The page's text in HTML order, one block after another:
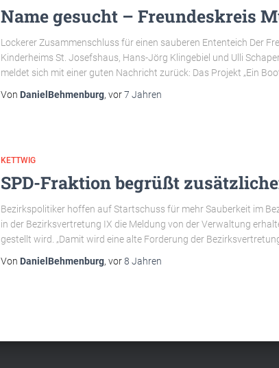
Name gesucht – Freundeskreis
Lockerer Zusammenschluss für einen sauberen Ententeich Der
Kinderheims St. Josefshaus, Hans-Jörg Klingebiel und Ulli
meldet sich mit einer guten Nachricht zurück: Das Projekt „Ein
Von DanielBehmenburg, vor7 Jahren
KETTWIG
SPD-Fraktion begrüßt
Bezirkspolitiker hoffen auf Startschuss für mehr Sauberkeit im
in der Bezirksvertretung IX die Meldung von der Verwaltung
gestellt wird. „Damit wird eine alte Forderung der
Von DanielBehmenburg, vor8 Jahren